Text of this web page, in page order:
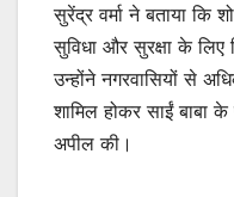
सुरेंद्र वर्मा ने बताया कि
सुविधा और सुरक्षा के लिए
उन्होंने नगरवासियों से
शामिल होकर साईं बाबा
अपील की।